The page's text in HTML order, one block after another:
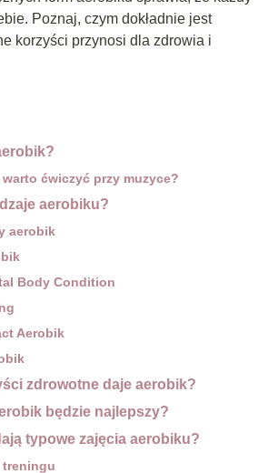
Poznaj, czym dokładnie jest
korzyści przynosi dla zdrowia i
warto ćwiczyć przy muzyce?
aerobiku?
aerobik
Body Condition
Aerobik
zdrowotne daje aerobik?
będzie najlepszy?
typowe zajęcia aerobiku?
treningu